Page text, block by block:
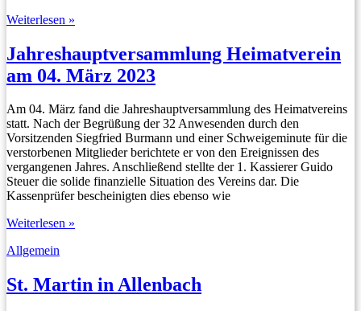
Umwelttag
Allenbach
Weiterlesen »
Jahreshauptversammlung Heimatverein
am 04. März 2023
Am 04. März fand die Jahreshauptversammlung des Heimatvereins
statt. Nach der Begrüßung der 32 Anwesenden durch den
Vorsitzenden Siegfried Burmann und einer Schweigeminute für die
verstorbenen Mitglieder berichtete er von den Ereignissen des
vergangenen Jahres. Anschließend stellte der 1. Kassierer Guido
Steuer die solide finanzielle Situation des Vereins dar. Die
Kassenprüfer bescheinigten dies ebenso wie
Jahreshauptversammlung
am
März
2023
Weiterlesen »
Allgemein
St. Martin in Allenbach